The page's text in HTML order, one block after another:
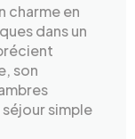
charme en
dans un
son
simple